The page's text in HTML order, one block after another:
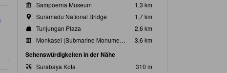
Sampoerna Museum
1,3 km
Suramadu National Bridge
1,7 km
Tunjungan Plaza
2,6 km
Monkasel (Submarine Monument)
3,6 km
Sehenswürdigkeiten in der Nähe
Surabaya Kota
310 m